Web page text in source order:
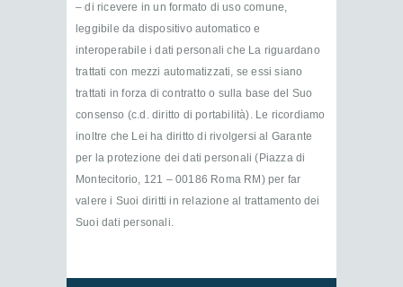
– di ricevere in un formato di uso comune,
leggibile da dispositivo automatico e
interoperabile i dati personali che La riguardano
trattati con mezzi automatizzati, se essi siano
trattati in forza di contratto o sulla base del Suo
consenso (c.d. diritto di portabilità). Le ricordiamo
inoltre che Lei ha diritto di rivolgersi al Garante
per la protezione dei dati personali (Piazza di
Montecitorio, 121 – 00186 Roma RM) per far
valere i Suoi diritti in relazione al trattamento dei
Suoi dati personali.